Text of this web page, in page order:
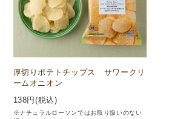
厚切りポテトチップス サワークリ
ームオニオン
138円(税込)
※ナチュラルローソンではお取り扱いのない